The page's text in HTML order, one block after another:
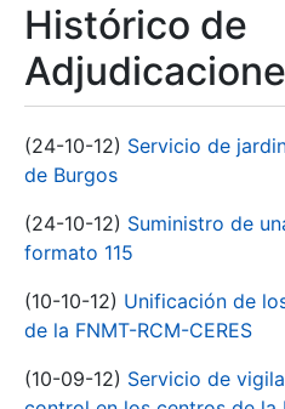
Histórico de
(24-10-12) Servicio de
de Burgos
(24-10-12) Suministro de
formato 115
(10-10-12) Unificación de
de la FNMT-RCM-CERES
(10-09-12) Servicio de